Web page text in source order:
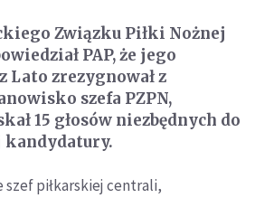
Związku Piłki Nożnej
PAP, że jego
Lato zrezygnował z
szefa PZPN,
15 głosów niezbędnych do
kandydatury.
szef piłkarskiej centrali,